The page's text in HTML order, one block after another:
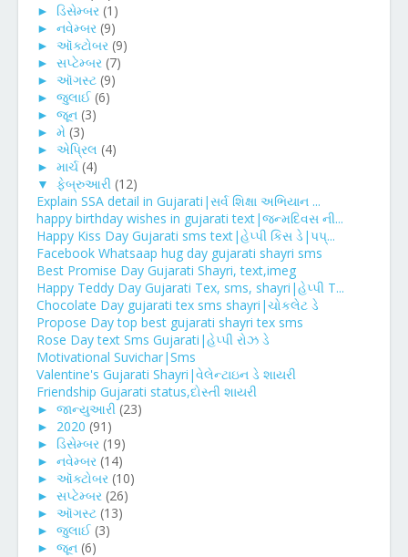
► ડિસેમ્બર (1)
► નવેમ્બર (9)
► ઑક્ટોબર (9)
► સપ્ટેમ્બર (7)
► ઑગસ્ટ (9)
► જુલાઈ (6)
► જૂન (3)
► મે (3)
► એપ્રિલ (4)
► માર્ચ (4)
▼ ફેબ્રુઆરી (12)
Explain SSA detail in Gujarati|સર્વ શિક્ષા અભિયાન ...
happy birthday wishes in gujarati text|જન્મદિવસ ની...
Happy Kiss Day Gujarati sms text|હેપ્પી કિસ ડે|પપ્...
Facebook Whatsaap hug day gujarati shayri sms
Best Promise Day Gujarati Shayri, text,imeg
Happy Teddy Day Gujarati Tex, sms, shayri|હેપ્પી T...
Chocolate Day gujarati tex sms shayri|ચોકલેટ ડે
Propose Day top best gujarati shayri tex sms
Rose Day text Sms Gujarati|હેપ્પી રોઝ ડે
Motivational Suvichar|Sms
Valentine's Gujarati Shayri|વેલેન્ટાઇન ડે શાયરી
Friendship Gujarati status,દોસ્તી શાયરી
► જાન્યુઆરી (23)
► 2020 (91)
► ડિસેમ્બર (19)
► નવેમ્બર (14)
► ઑક્ટોબર (10)
► સપ્ટેમ્બર (26)
► ઑગસ્ટ (13)
► જુલાઈ (3)
► જૂન (6)